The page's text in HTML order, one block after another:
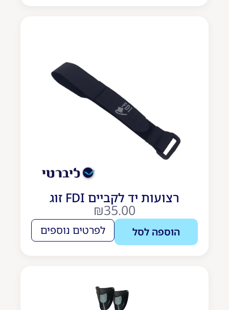
רצועות יד לקביים FDI זוג
₪35.00
הוספה לסל לפרטים נוספים